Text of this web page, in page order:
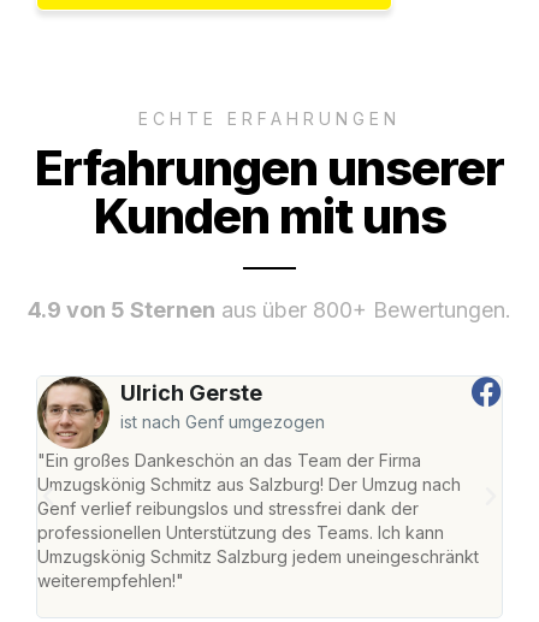
ECHTE ERFAHRUNGEN
Erfahrungen unserer
Kunden mit uns
4.9 von 5 Sternen aus über 800+ Bewertungen.
Ulrich Gerste
ist nach Genf umgezogen
"Ein großes Dankeschön an das Team der Firma
Umzugskönig Schmitz aus Salzburg! Der Umzug nach
Genf verlief reibungslos und stressfrei dank der
professionellen Unterstützung des Teams. Ich kann
Umzugskönig Schmitz Salzburg jedem uneingeschränkt
weiterempfehlen!"